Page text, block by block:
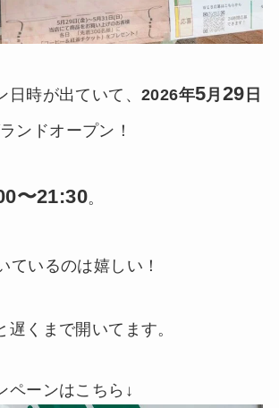
日時が出ていて、 2026年5月 29 日
ンドオープン！
〜21:30。
ているのは嬉しい！
遅くまで開いてます。
ペーンはこちら↓